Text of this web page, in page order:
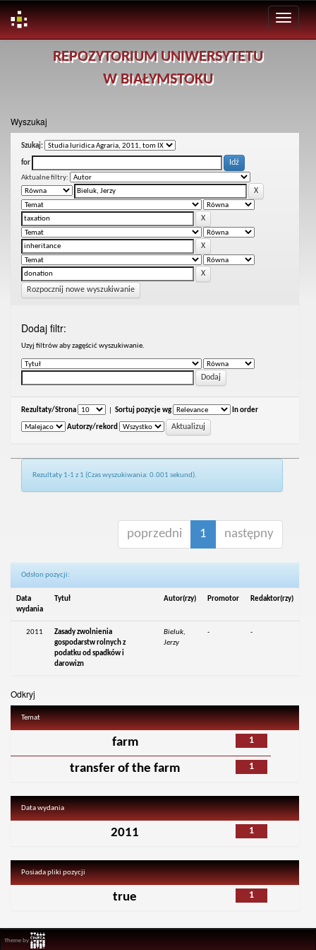
REPOZYTORIUM UNIWERSYTETU
W BIAŁYMSTOKU
Wyszukaj
Szukaj:
for
Aktualne filtry:
Rozpocznij nowe wyszukiwanie
Dodaj filtr:
Uzyj filtrów aby zagęścić wyszukiwanie.
Rezultaty/Strona Sortuj pozycje wg In order
Autorzy/rekord
Rezultaty 1-1 z 1 (Czas wyszukiwania: 0.001 sekund).
poprzedni 1 następny
Odsłon pozycji:
Data
wydania
Tytuł Autor(rzy) Promotor Redaktor(rzy)
2011
Zasady zwolnienia
gospodarstw rolnych z
podatku od spadków i
darowizn
Bieluk,
Jerzy
- -
Odkryj
Temat
1
farm
1
transfer of the farm
Data wydania
1
2011
Posiada pliki pozycji
1
true
Theme by